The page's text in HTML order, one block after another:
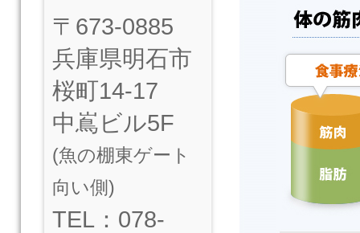
〒673-0885
兵庫県明石市
桜町14-17
中嶌ビル5F
(魚の棚東ゲート
向い側)
TEL：078-